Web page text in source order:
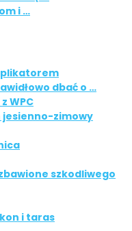
i …
dbać o …
jesienno-zimowy
szkodliwego
i taras